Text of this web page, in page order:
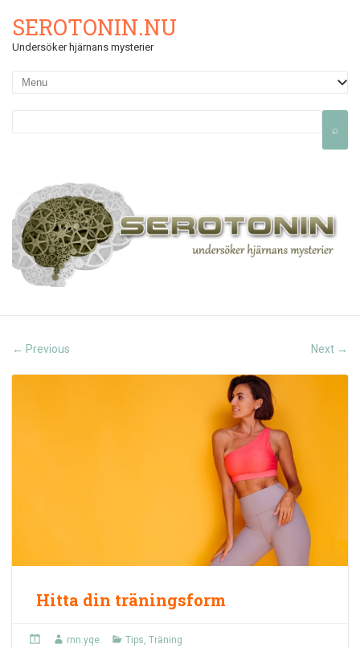
SEROTONIN.NU
Undersöker hjärnans mysterier
← Previous Next →
Hitta din träningsform
rnn.yqe. Tips, Träning